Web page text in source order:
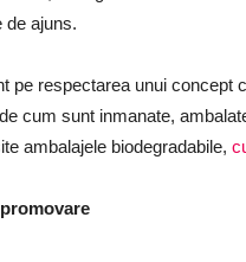
de ajuns.
pe respectarea unui concept
cum sunt inmanate,
ambalajele biodegradabile,